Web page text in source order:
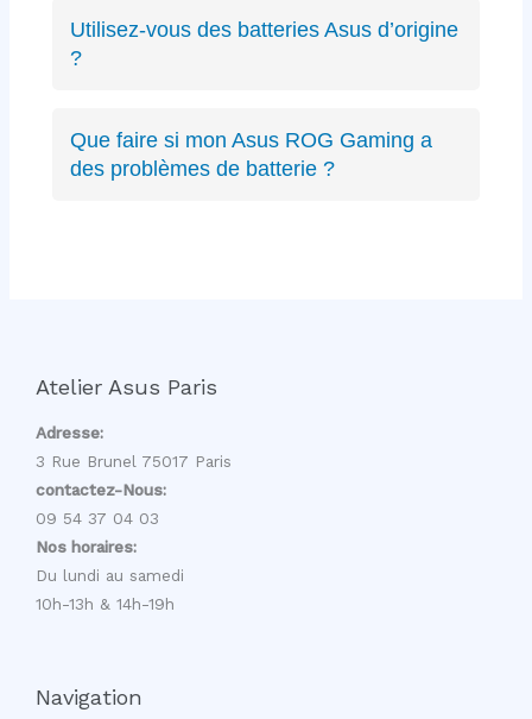
Zephyrus, TUF Gaming, ExpertBook, ProArt,
récents ou anciens. Expertise complète sur
Utilisez-vous des batteries Asus d’origine
?
équivalents certifiés aux mêmes spécifications
techniques et de qualité équivalente.
Que faire si mon Asus ROG Gaming a
des problèmes de batterie ?
Atelier Asus Paris
Adresse:
3 Rue Brunel 75017 Paris
contactez-Nous:
09 54 37 04 03
Nos horaires:
Du lundi au samedi
10h-13h & 14h-19h
Navigation